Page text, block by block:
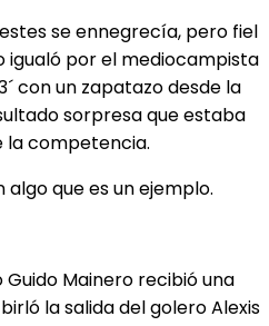
se ennegrecía, pero fiel
igualó por el mediocampista
con un zapatazo desde la
sorpresa que estaba
la competencia.
algo que es un ejemplo.
Guido Mainero recibió una
la salida del golero Alexis